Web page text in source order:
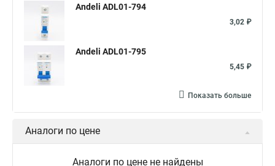
Andeli ADL01-794
3,02 ₽
Andeli ADL01-795
5,45 ₽
Показать больше
Аналоги по цене
Аналоги по цене не найдены